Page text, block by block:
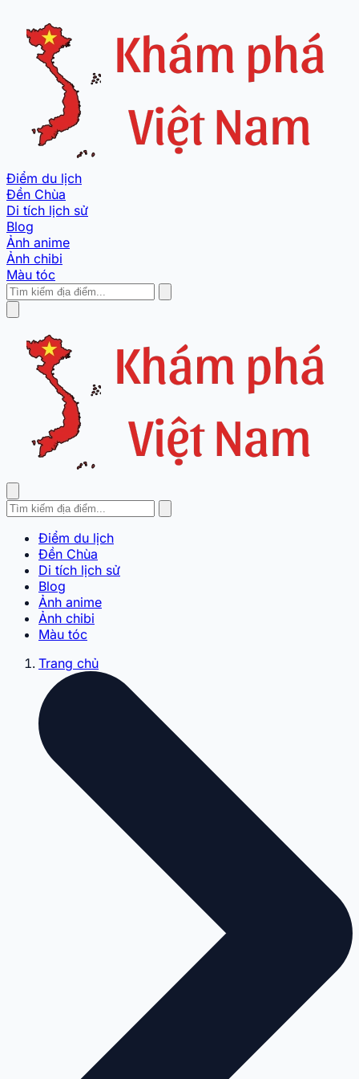
Điểm du lịch
Đền Chùa
Di tích lịch sử
Blog
Ảnh anime
Ảnh chibi
Màu tóc
Điểm du lịch
Đền Chùa
Di tích lịch sử
Blog
Ảnh anime
Ảnh chibi
Màu tóc
Trang chủ